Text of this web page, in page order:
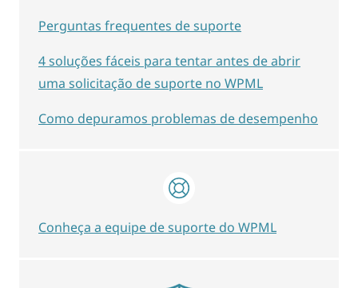
Perguntas frequentes de suporte
4 soluções fáceis para tentar antes de abrir
uma solicitação de suporte no WPML
Como depuramos problemas de desempenho
Conheça a equipe de suporte do WPML